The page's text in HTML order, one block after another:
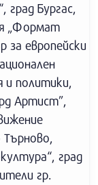
град Бургас,
„Формат
европейски
и политики,
Артист”,
Търново,
град
гр.